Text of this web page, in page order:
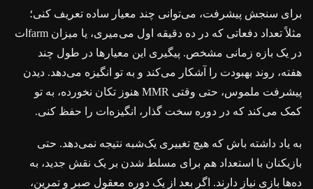
برای سنجش پیشرفت، می‌توانی چند معیار ساده تعریف کنی؛
مثلاً تعداد دفعاتی که در ده دقیقه اول می‌میری، یا میزان farm‌ات
در یک بازه زمانی مشخص. پیگیری این معیارها در طول چند
هفته، روند بهبودت را آشکار می‌کند و به تو انگیزه می‌دهد. دیدن
پیشرفت ملموس، حتی وقتی MMR هنوز تکان نخورده، به تو
کمک می‌کند که در دوره سخت گذار، انگیزه‌ات را حفظ کنی.
به یاد داشته باش که هیچ تغییری یک‌شبه نتیجه نمی‌دهد. حتی
بازیکنان با استعداد هم برای مسلط شدن بر یک نقش جدید، به
ده‌ها بازی نیاز دارند. اگر بعد از یک دوره معقول صبر و تمرین،